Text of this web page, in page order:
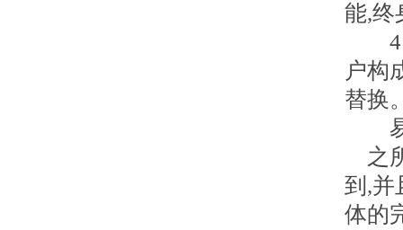
能,终
4、
户构
替换
易
之
到,并
体的